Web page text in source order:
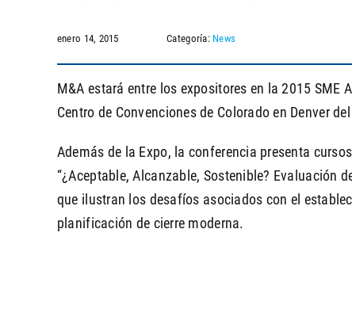
enero 14, 2015 Categoría: News
M&A estará entre los expositores en la 2015 SME
Centro de Convenciones de Colorado en Denver
Además de la Expo, la conferencia presenta
“¿Aceptable, Alcanzable, Sostenible? Evaluación
que ilustran los desafíos asociados con el
planificación de cierre moderna.